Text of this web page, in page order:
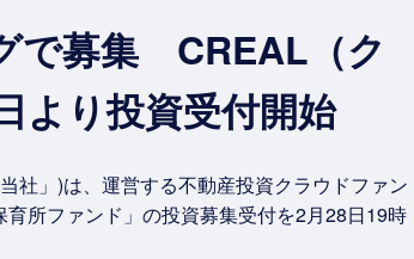
で募集 CREAL（ク
より投資受付開始
社」)は、運営する不動産投資クラウドファン
所ファンド」の投資募集受付を2月28日19時